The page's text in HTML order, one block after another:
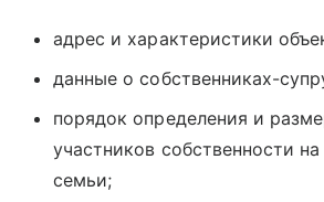
адрес и характеристики
данные о собственниках-
порядок определения и
участников собственности
семьи;